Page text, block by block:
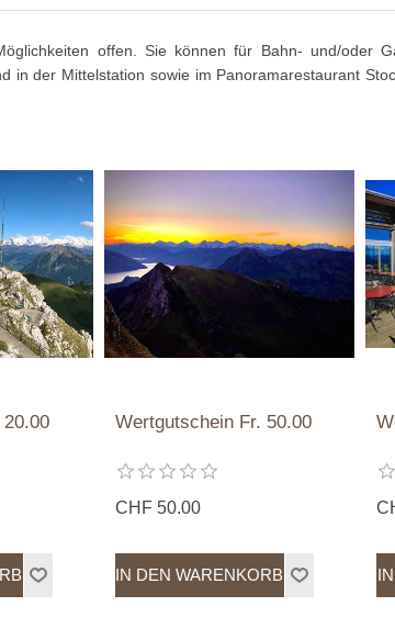
offen. Sie können für Bahn- und/oder
in der Mittelstation sowie im Panoramarestaurant
Wertgutschein Fr. 50.00
CHF 50.00